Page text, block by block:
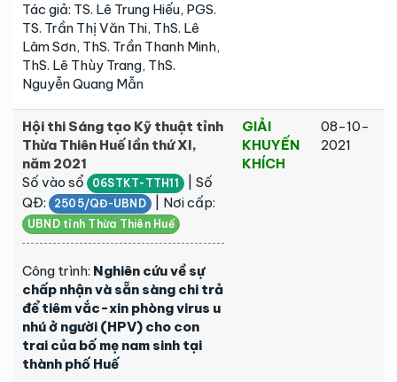
Tác giả: TS. Lê Trung Hiếu, PGS.
TS. Trần Thị Văn Thi, ThS. Lê
Lâm Sơn, ThS. Trần Thanh Minh,
ThS. Lê Thùy Trang, ThS.
Nguyễn Quang Mẫn
Hội thi Sáng tạo Kỹ thuật tỉnh
Thừa Thiên Huế lần thứ XI,
năm 2021
Số vào sổ
06STKT-TTH11 | Số
QĐ:
2505/QĐ-UBND | Nơi cấp:
UBND tỉnh Thừa Thiên Huế
Công trình: Nghiên cứu về sự
chấp nhận và sẵn sàng chi trả
để tiêm vắc-xin phòng virus u
nhú ở người (HPV) cho con
trai của bố mẹ nam sinh tại
thành phố Huế
GIẢI
KHUYẾN
KHÍCH
08-10-
2021